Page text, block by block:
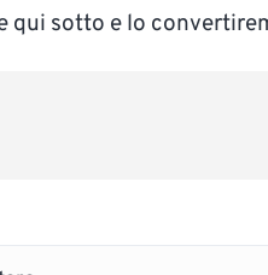
qui sotto e lo